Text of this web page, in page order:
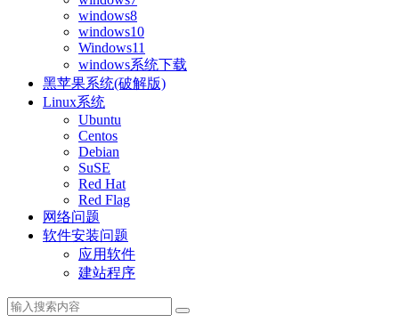
windows8
windows10
Windows11
windows系统下载
黑苹果系统(破解版)
Linux系统
Ubuntu
Centos
Debian
SuSE
Red Hat
Red Flag
网络问题
软件安装问题
应用软件
建站程序